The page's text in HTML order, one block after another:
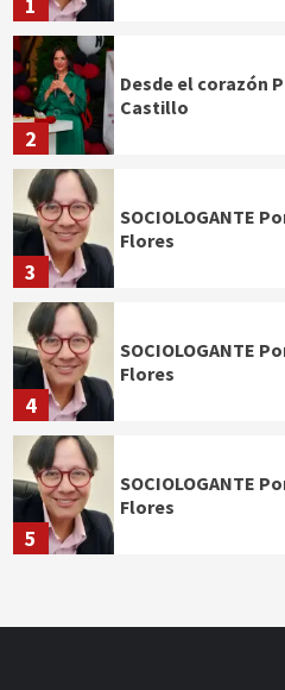
1
2
Desde el corazón
Castillo
3
SOCIOLOGANTE
Flores
4
SOCIOLOGANTE
Flores
5
SOCIOLOGANTE
Flores